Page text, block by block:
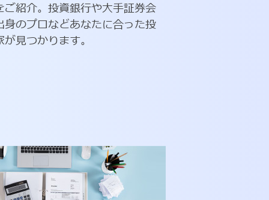
ご紹介。投資銀行や大手証券会
身のプロなどあなたに合った投
が見つかります。